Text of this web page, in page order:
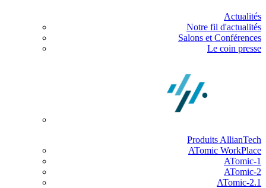
Actualités
Notre fil d'actualités
Salons et Conférences
Le coin presse
Produits AllianTech
ATomic WorkPlace
ATomic-1
ATomic-2
ATomic-2.1